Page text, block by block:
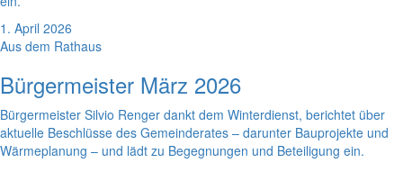
1. April 2026
Aus dem Rathaus
Bürgermeister März 2026
Bürgermeister Silvio Renger dankt dem Winterdienst, berichtet über
aktuelle Beschlüsse des Gemeinderates – darunter Bauprojekte und
Wärmeplanung – und lädt zu Begegnungen und Beteiligung ein.